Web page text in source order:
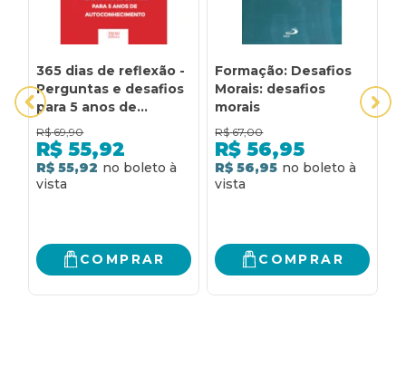
365 dias de reflexão -
Perguntas e desafios
para 5 anos de
autoconhecimento:
Perguntas e desafios
para 5 anos de
autoconhecimento
R$ 69,90
R$ 55,92
R$ 55,92
COMPRAR
Formação: Desafios
Morais: desafios
morais
R$ 67,00
R$ 56,95
R$ 56,95
COMPRAR